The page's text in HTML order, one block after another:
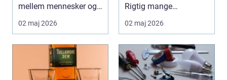
mellem mennesker og
forretning. Fokus er
02 maj 2026
Rigtig mange
virksomheder på
02 maj 2026